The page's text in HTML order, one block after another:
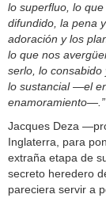
lo superfluo, lo
difundido, la pena
adoración y los
lo que nos
serlo, lo consabido
lo sustancial —el
Jacques Deza
Inglaterra, para
extraña etapa de
secreto heredero
pareciera servir a